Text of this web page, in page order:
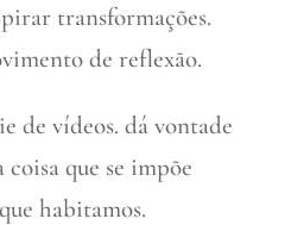
transformações.
de reflexão.
de vídeos. dá vontade
que se impõe
habitamos.